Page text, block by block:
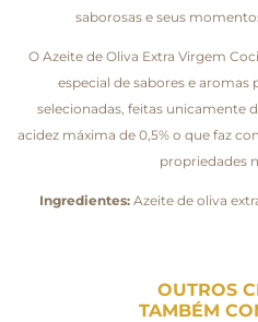
saborosas e seus
O Azeite de Oliva Extra Virgem
especial de sabores e aromas
selecionadas, feitas unicamente
acidez máxima de 0,5% o que faz
propriedades
Ingredientes:Azeite de oliva
OUTROS
TAMBÉM